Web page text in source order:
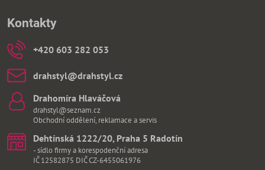
Kontakty
+420 603 282 053
drahstyl​@drahstyl​.cz
Drahomíra Hlaváčová
drahstyl@seznam.cz
Obchodní oddělení, reklamace a servis
Dehtínská 1222/20, Praha 5 Radotín
- sídlo firmy a korespodenční adresa
IČ 12582875 DIČ CZ-6455061976